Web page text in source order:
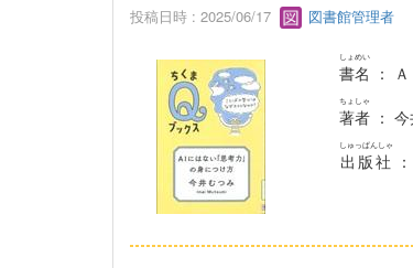
投稿日時 : 2025/06/17 図書館管理者
書名
しょめい
：
著者
ちょしゃ
：
出版社
しゅっぱんしゃ